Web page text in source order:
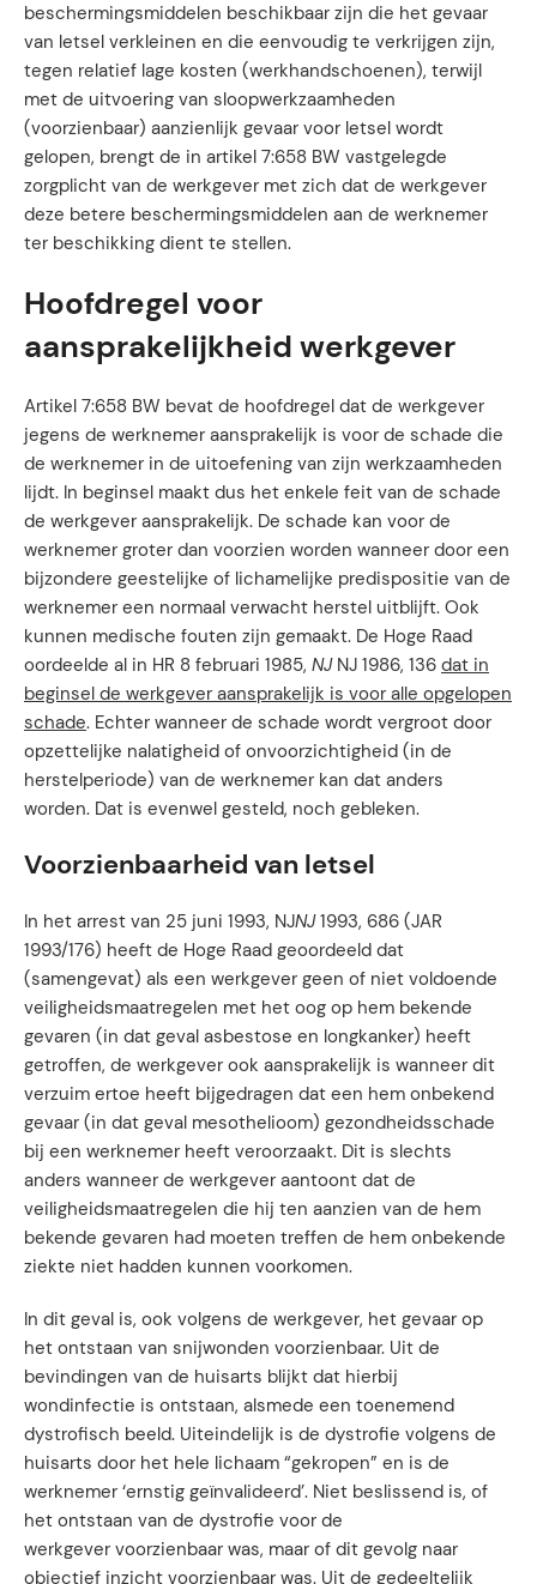
beschermingsmiddelen beschikbaar zijn die het gevaar
van letsel verkleinen en die eenvoudig te verkrijgen zijn,
tegen relatief lage kosten (werkhandschoenen), terwijl
met de uitvoering van sloopwerkzaamheden
(voorzienbaar) aanzienlijk gevaar voor letsel wordt
gelopen, brengt de in artikel 7:658 BW vastgelegde
zorgplicht van de werkgever met zich dat de werkgever
deze betere beschermingsmiddelen aan de werknemer
ter beschikking dient te stellen.
Hoofdregel voor
aansprakelijkheid werkgever
Artikel 7:658 BW bevat de hoofdregel dat de werkgever
jegens de werknemer aansprakelijk is voor de schade die
de werknemer in de uitoefening van zijn werkzaamheden
lijdt. In beginsel maakt dus het enkele feit van de schade
de werkgever aansprakelijk. De schade kan voor de
werknemer groter dan voorzien worden wanneer door een
bijzondere geestelijke of lichamelijke predispositie van de
werknemer een normaal verwacht herstel uitblijft. Ook
kunnen medische fouten zijn gemaakt. De Hoge Raad
oordeelde al in HR 8 februari 1985, NJNJ 1986, 136 dat in
beginsel de werkgever aansprakelijk is voor alle opgelopen
schade. Echter wanneer de schade wordt vergroot door
opzettelijke nalatigheid of onvoorzichtigheid (in de
herstelperiode) van de werknemer kan dat anders
worden. Dat is evenwel gesteld, noch gebleken.
Voorzienbaarheid van letsel
In het arrest van 25 juni 1993, NJNJ1993, 686 (JAR
1993/176) heeft de Hoge Raad geoordeeld dat
(samengevat) als een werkgever geen of niet voldoende
veiligheidsmaatregelen met het oog op hem bekende
gevaren (in dat geval asbestose en longkanker) heeft
getroffen, de werkgever ook aansprakelijk is wanneer dit
verzuim ertoe heeft bijgedragen dat een hem onbekend
gevaar (in dat geval mesothelioom) gezondheidsschade
bij een werknemer heeft veroorzaakt. Dit is slechts
anders wanneer de werkgever aantoont dat de
veiligheidsmaatregelen die hij ten aanzien van de hem
bekende gevaren had moeten treffen de hem onbekende
ziekte niet hadden kunnen voorkomen.
In dit geval is, ook volgens de werkgever, het gevaar op
het ontstaan van snijwonden voorzienbaar. Uit de
bevindingen van de huisarts blijkt dat hierbij
wondinfectie is ontstaan, alsmede een toenemend
dystrofisch beeld. Uiteindelijk is de dystrofie volgens de
huisarts door het hele lichaam “gekropen” en is de
werknemer ‘ernstig geïnvalideerd’. Niet beslissend is, of
het ontstaan van de dystrofie voor de
werkgever voorzienbaar was, maar of dit gevolg naar
objectief inzicht voorzienbaar was. Uit de gedeeltelijk